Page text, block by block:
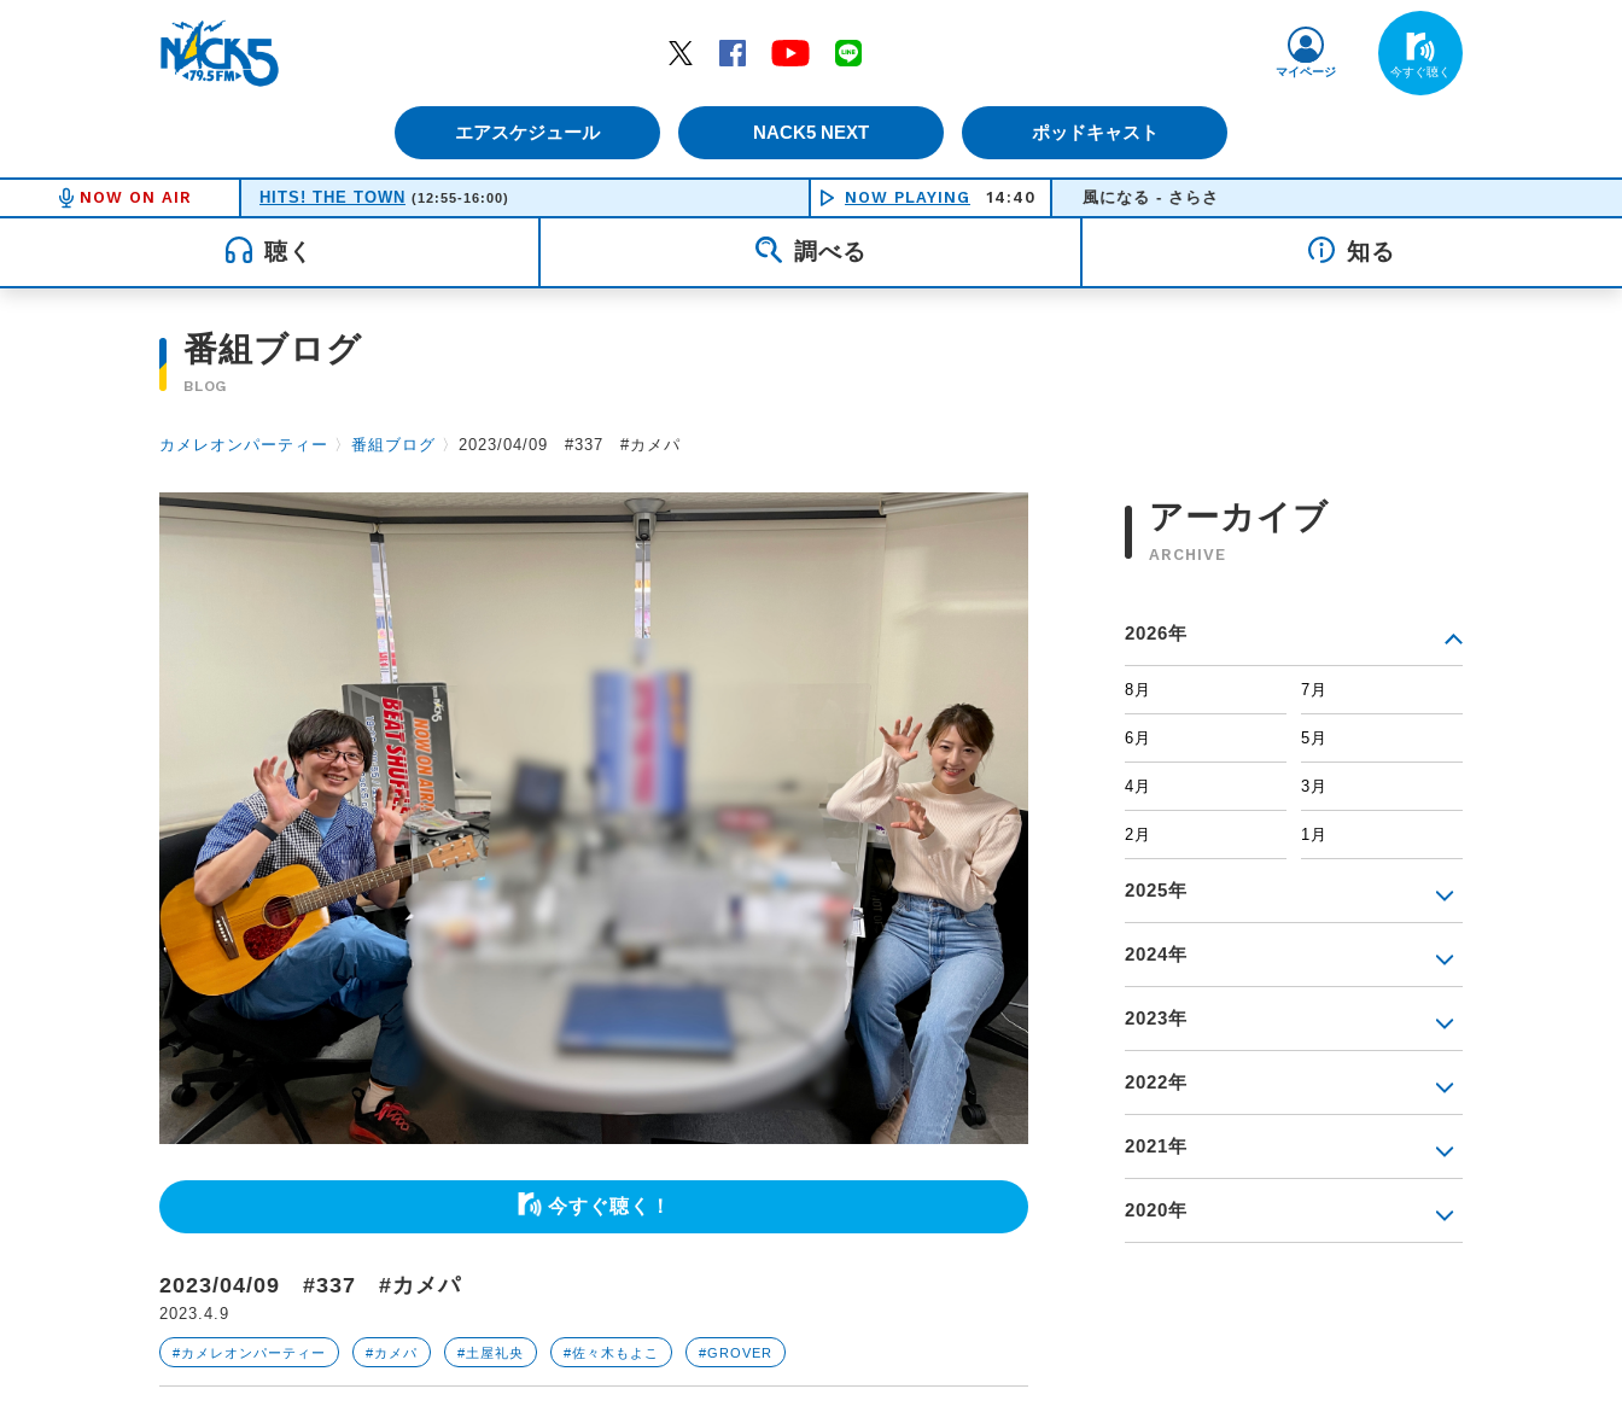
Twitter
Facebook YouTube
エアスケジュール NACK5 NEXT ポッドキャスト
マイページ
NOW ON AIR HITS! THE TOWN (12:55-16:00) NOW PLAYING 14:40風になる - さらさ
聴く 調べる 知る
番組ブログ
BLOG
カメレオンパーティー 〉 番組ブログ 〉 2023/04/09 #337 #カメパ
今すぐ聴く！
2023/04/09 #337 #カメパ
2023.4.9
#カメレオンパーティー #カメパ #土屋礼央 #佐々木もよこ #GROVER
アーカイブ
ARCHIVE
2026年
8月 7月
6月 5月
4月 3月
2月 1月
2025年
2024年
2023年
2022年
2021年
2020年